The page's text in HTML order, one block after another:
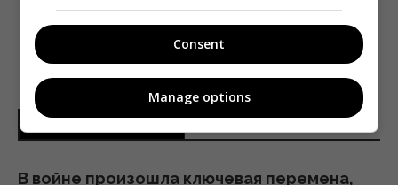
В войне произошла ключевая перемена,
Consent
Manage options